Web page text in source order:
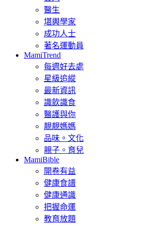
醫生
堪輿學家
成功人士
著名運動員
MamiTrend
每週好去處
星級追縱
最新資訊
識飲識食
醫護與你
靚靚媽媽
品味。文化
親子。育兒
MamiBible
開卷有益
健康食譜
健康通識
把握命運
教育放題